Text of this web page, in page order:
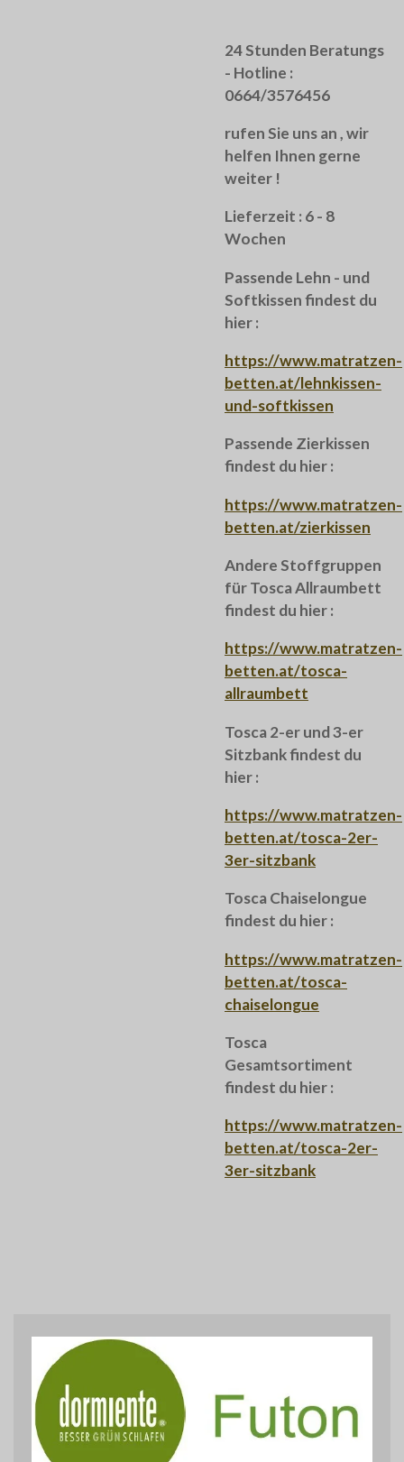
24 Stunden Beratungs
- Hotline :
0664/3576456
rufen Sie uns an , wir
helfen Ihnen gerne
weiter !
Lieferzeit : 6 - 8
Wochen
Passende Lehn - und
Softkissen findest du
hier :
https://www.matratzen-
betten.at/lehnkissen-
und-softkissen
Passende Zierkissen
findest du hier :
https://www.matratzen-
betten.at/zierkissen
Andere Stoffgruppen
für Tosca Allraumbett
findest du hier :
https://www.matratzen-
betten.at/tosca-
allraumbett
Tosca 2-er und 3-er
Sitzbank findest du
hier :
https://www.matratzen-
betten.at/tosca-2er-
3er-sitzbank
Tosca Chaiselongue
findest du hier :
https://www.matratzen-
betten.at/tosca-
chaiselongue
Tosca
Gesamtsortiment
findest du hier :
https://www.matratzen-
betten.at/tosca-2er-
3er-sitzbank